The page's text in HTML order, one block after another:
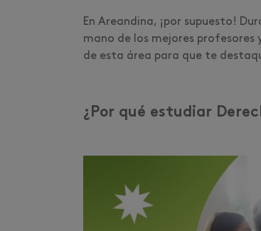
En Areandina, ¡por supuesto!
mano de los mejores
de esta área para que te
¿Por qué estudiar